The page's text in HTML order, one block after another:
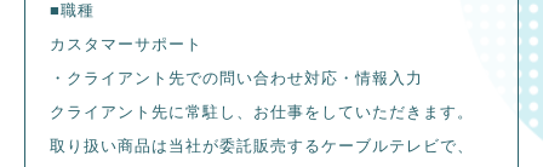
■職種
カスタマーサポート
・クライアント先での問い合わせ対応・情報入力
クライアント先に常駐し、お仕事をしていただきます。
取り扱い商品は当社が委託販売するケーブルテレビで、